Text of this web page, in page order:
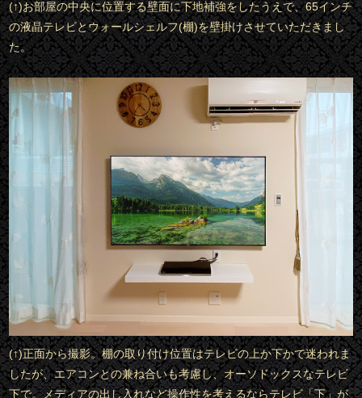
(↑)お部屋の中央に位置する壁面に下地補強をしたうえで、65インチ
の液晶テレビとウォールシェルフ(棚)を壁掛けさせていただきまし
た。
(↑)正面から撮影。棚の取り付け位置はテレビの上か下かで迷われま
したが、エアコンとの兼ね合いも考慮し、オーソドックスなテレビ
下で。メディアの出し入れなど操作性を考えるならテレビ「下」が